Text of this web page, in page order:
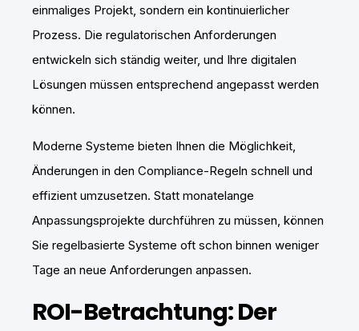
einmaliges Projekt, sondern ein kontinuierlicher
Prozess. Die regulatorischen Anforderungen
entwickeln sich ständig weiter, und Ihre digitalen
Lösungen müssen entsprechend angepasst werden
können.
Moderne Systeme bieten Ihnen die Möglichkeit,
Änderungen in den Compliance-Regeln schnell und
effizient umzusetzen. Statt monatelange
Anpassungsprojekte durchführen zu müssen, können
Sie regelbasierte Systeme oft schon binnen weniger
Tage an neue Anforderungen anpassen.
ROI-Betrachtung: Der